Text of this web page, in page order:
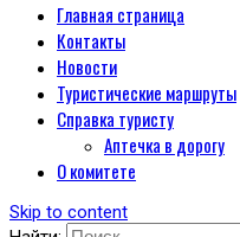
Главная страница
Контакты
Новости
Туристические маршруты
Справка туристу
Аптечка в дорогу
О комитете
Skip to content